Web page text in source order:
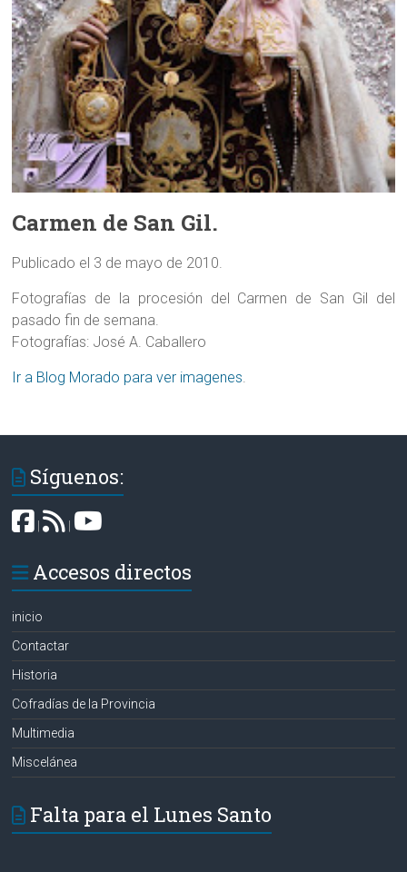
Carmen de San Gil.
Publicado el 3 de mayo de 2010.
Fotografías de la procesión del Carmen de San Gil del
pasado fin de semana.
Fotografías: José A. Caballero
Ir a Blog Morado para ver imagenes.
Síguenos:
|
Accesos directos
inicio
Contactar
Historia
Cofradías de la Provincia
Multimedia
Miscelánea
Falta para el Lunes Santo